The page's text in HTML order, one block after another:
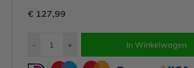
€ 127,99
- + In Winkelwagen